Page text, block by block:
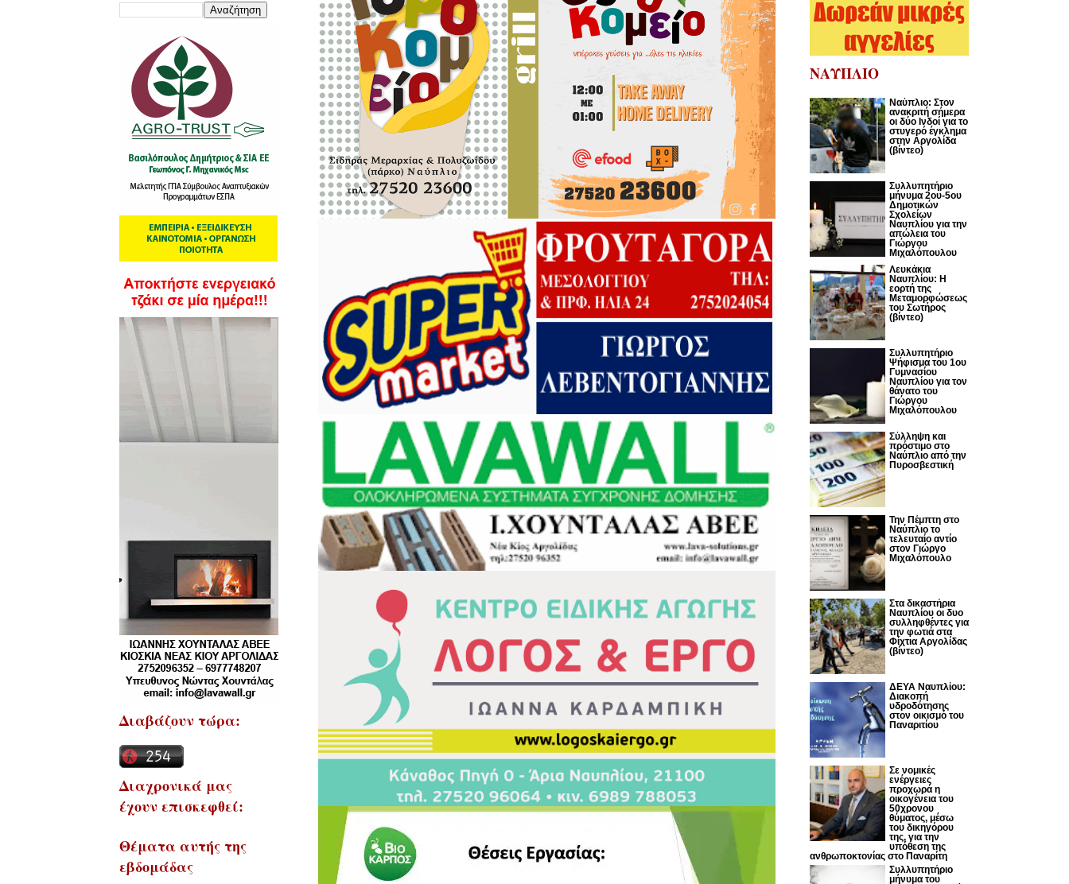
Διαβάζουν τώρα:
Διαχρονικά μας
έχουν επισκεφθεί:
Θέματα αυτής της
εβδομάδας
ΝΑΥΠΛΙΟ
Nαύπλιο: Στον
ανακριτή σήμερα
οι δύο Ινδοί για το
στυγερό έγκλημα
στην Αργολίδα
(βίντεο)
Συλλυπητήριο
μήνυμα 2ου-5ου
Δημοτικών
Σχολείων
Ναυπλίου για την
απώλεια του
Γιώργου
Μιχαλόπουλου
Λευκάκια
Ναυπλίου: Η
εορτή της
Μεταμορφώσεως
του Σωτήρος
(βίντεο)
Συλλυπητήριο
Ψήφισμα του 1ου
Γυμνασίου
Ναυπλίου για τον
θάνατο του
Γιώργου
Μιχαλόπουλου
Σύλληψη και
πρόστιμο στο
Ναύπλιο από την
Πυροσβεστική
Την Πέμπτη στο
Ναύπλιο το
τελευταίο αντίο
στον Γιώργο
Μιχαλόπουλο
Στα δικαστήρια
Ναυπλίου οι δυο
συλληφθέντες για
την φωτιά στα
Φίχτια Αργολίδας
(βίντεο)
ΔΕΥΑ Ναυπλίου:
Διακοπή
υδροδότησης
στον οικισμό του
Παναριτίου
Σε νομικές
ενέργειες
προχωρά η
οικογένεια του
50χρονου
θύματος, μέσω
του δικηγόρου
της, για την
υπόθεση της
ανθρωποκτονίας στο Παναρίτη
Συλλυπητήριο
μήνυμα του